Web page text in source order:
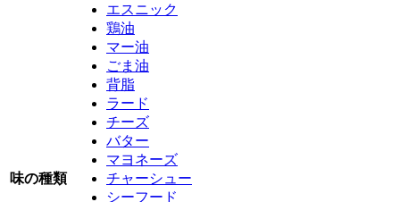
味の種類
エスニック
鶏油
マー油
ごま油
背脂
ラード
チーズ
バター
マヨネーズ
チャーシュー
シーフード